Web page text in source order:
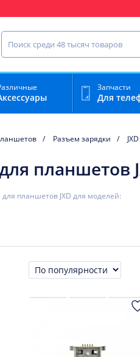
Найти запчасть для
Запчасти
Для
Разъем зарядки JXD
планшетов
планшетов JXD для моделей:
Сортировка